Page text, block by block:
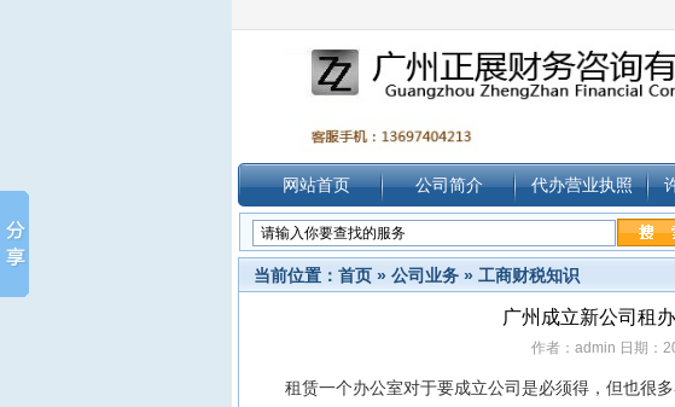
网站首页 公司简介 代办营业执照
当前位置： 首页 » 公司业务 » 工商财税知识
广州成立新公司租
作者：admin 日期：
租赁一个办公室对于要成立公司是必须得，但也很多